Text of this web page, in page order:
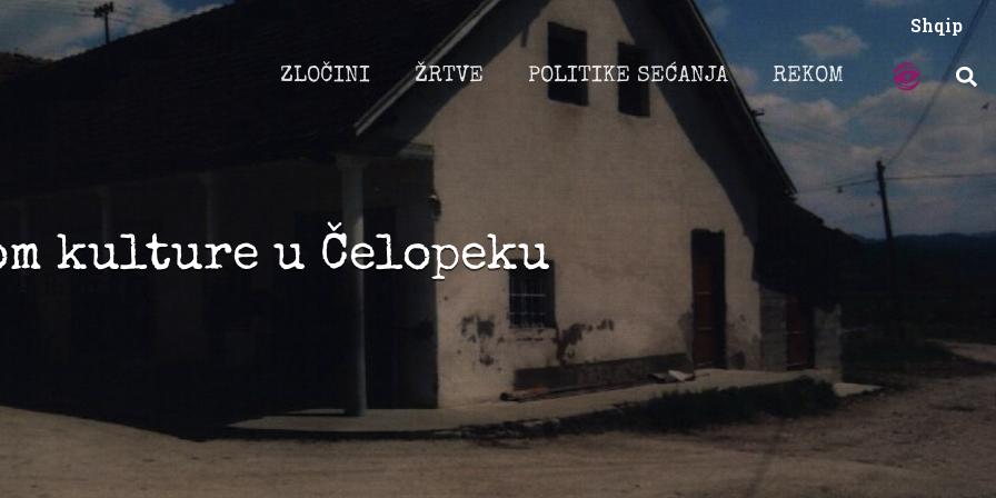
Shqip
ZLOČINI ŽRTVE POLITIKE SEĆANJA REKOM
kulture u Čelopeku